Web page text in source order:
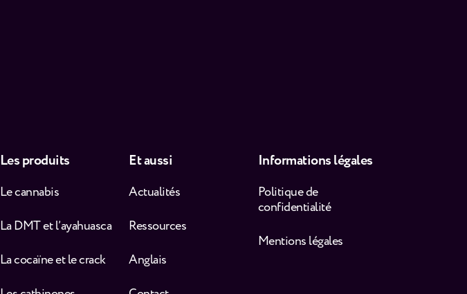
Les produits
Le cannabis
La DMT et l’ayahuasca
La cocaïne et le crack
Et aussi
Actualités
Ressources
Anglais
Informations légales
Politique de
confidentialité
Mentions légales